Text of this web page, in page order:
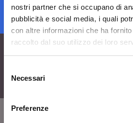
nostri partner che si occupano di
pubblicità e social media, i quali
con altre informazioni che ha
raccolto dal suo utilizzo dei loro
delNecessari
Preferenze